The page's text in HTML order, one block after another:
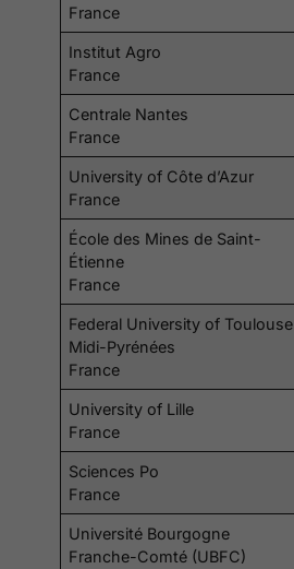
France
Institut Agro
France
Centrale Nantes
France
University of Côte d’Azur
France
École des Mines de Saint-
Étienne
France
Federal University of Toulouse
Midi-Pyrénées
France
University of Lille
France
Sciences Po
France
Université Bourgogne
Franche-Comté (UBFC)